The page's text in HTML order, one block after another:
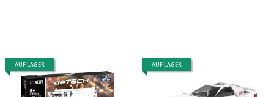
AUF LAGER AUF LAGER